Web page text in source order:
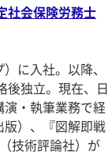
会保険労務士
に入社。以降、
後独立。現在、日
・執筆業務で経
）、『図解即戦
技術評論社）が